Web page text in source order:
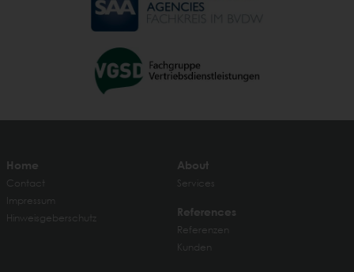
Home
Contact
Impressum
Hinweisgeberschutz
About
Services
References
Referenzen
Kunden